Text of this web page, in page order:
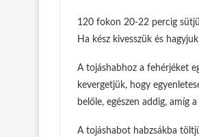
120 fokon 20-22 percig
Ha kész kivesszük és
A tojáshabhoz a fehérjéket
kevergetjük, hogy
belőle, egészen addig, amíg
A tojáshabot habzsákba